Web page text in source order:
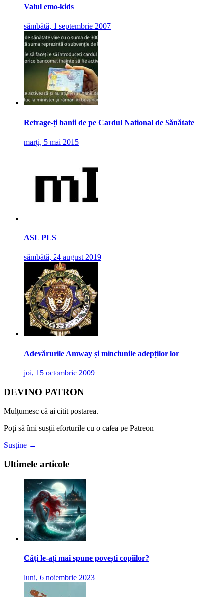
Valul emo-kids
sâmbătă, 1 septembrie 2007
Retrage-ți banii de pe Cardul National de Sănătate
marți, 5 mai 2015
ASL PLS
sâmbătă, 24 august 2019
Adevărurile Amway și minciunile adepților lor
joi, 15 octombrie 2009
DEVINO PATRON
Mulțumesc că ai citit postarea.
Poți să îmi susții eforturile cu o cafea pe Patreon
Susține →
Ultimele articole
Câți le-ați mai spune povești copiilor?
luni, 6 noiembrie 2023